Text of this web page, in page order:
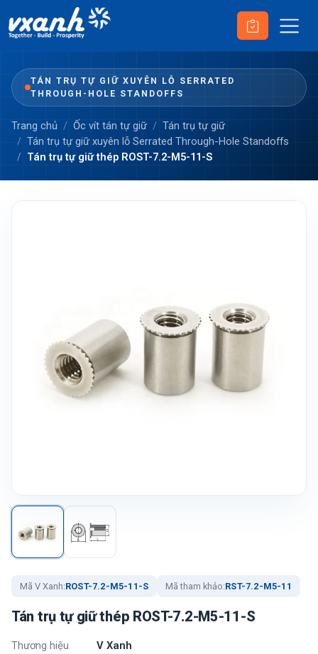
TÁN TRỤ TỰ GIỮ XUYÊN LỖ SERRATED
THROUGH-HOLE STANDOFFS
Trang chủ Ốc vít tán tự giữ
Tán trụ tự giữ
Tán trụ tự giữ xuyên lỗ Serrated Through-Hole Standoffs
Tán trụ tự giữ thép ROST-7.2-M5-11-S
Mã V Xanh:ROST-7.2-M5-11-S Mã tham khảo:RST-7.2-M5-11
Tán trụ tự giữ thép ROST-7.2-M5-11-S
Thương hiệu
V Xanh